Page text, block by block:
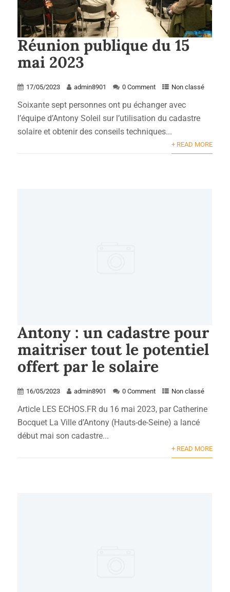
Réunion publique du 15
mai 2023
17/05/2023 admin8901 0 Comment Non classé
Soixante sept personnes ont pu échanger avec
l’équipe d’Antony Soleil sur l’utilisation du cadastre
solaire et obtenir des conseils techniques...
+ READ MORE
Antony : un cadastre pour
maitriser tout le potentiel
offert par le solaire
16/05/2023 admin8901 0 Comment Non classé
Article LES ECHOS.FR du 16 mai 2023, par Catherine
Bocquet La Ville d’Antony (Hauts-de-Seine) a lancé
début mai son cadastre...
+ READ MORE